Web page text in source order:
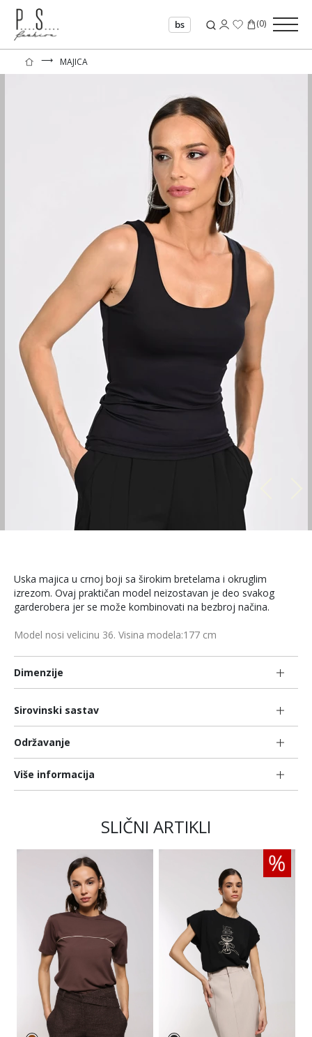
bs (0)
⟶ MAJICA
Uska majica u crnoj boji sa širokim bretelama i okruglim
izrezom. Ovaj praktičan model neizostavan je deo svakog
garderobera jer se može kombinovati na bezbroj načina.
Model nosi velicinu 36. Visina modela:177 cm
Dimenzije
Sirovinski sastav
Održavanje
Više informacija
SLIČNI ARTIKLI